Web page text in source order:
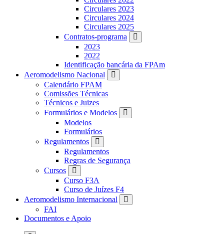
Circulares 2023
Circulares 2024
Circulares 2025
Contratos-programa
2023
2022
Identificação bancária da FPAm
Aeromodelismo Nacional
Calendário FPAM
Comissões Técnicas
Técnicos e Juizes
Formulários e Modelos
Modelos
Formulários
Regulamentos
Regulamentos
Regras de Segurança
Cursos
Curso F3A
Curso de Juízes F4
Aeromodelismo Internacional
FAI
Documentos e Apoio